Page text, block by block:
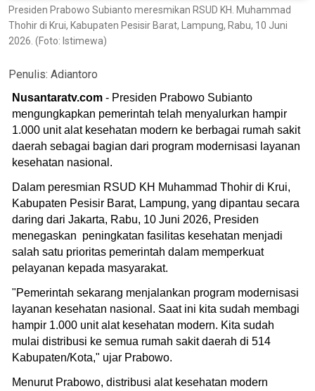
Presiden Prabowo Subianto meresmikan RSUD KH. Muhammad
Thohir di Krui, Kabupaten Pesisir Barat, Lampung, Rabu, 10 Juni
2026. (Foto: Istimewa)
Penulis: Adiantoro
Nusantaratv.com - Presiden Prabowo Subianto
mengungkapkan pemerintah telah menyalurkan hampir
1.000 unit alat kesehatan modern ke berbagai rumah sakit
daerah sebagai bagian dari program modernisasi layanan
kesehatan nasional.
Dalam peresmian RSUD KH Muhammad Thohir di Krui,
Kabupaten Pesisir Barat, Lampung, yang dipantau secara
daring dari Jakarta, Rabu, 10 Juni 2026, Presiden
menegaskan peningkatan fasilitas kesehatan menjadi
salah satu prioritas pemerintah dalam memperkuat
pelayanan kepada masyarakat.
"Pemerintah sekarang menjalankan program modernisasi
layanan kesehatan nasional. Saat ini kita sudah membagi
hampir 1.000 unit alat kesehatan modern. Kita sudah
mulai distribusi ke semua rumah sakit daerah di 514
Kabupaten/Kota," ujar Prabowo.
Menurut Prabowo, distribusi alat kesehatan modern